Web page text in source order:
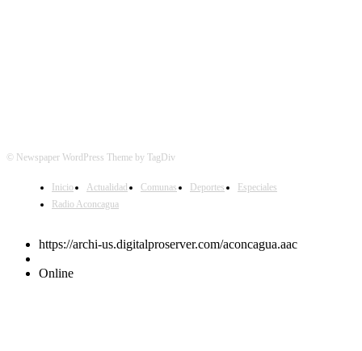
© Newspaper WordPress Theme by TagDiv
Inicio Actualidad Comunas Deportes
Especiales
Radio Aconcagua
https://archi-us.digitalproserver.com/aconcagua.aac
Online